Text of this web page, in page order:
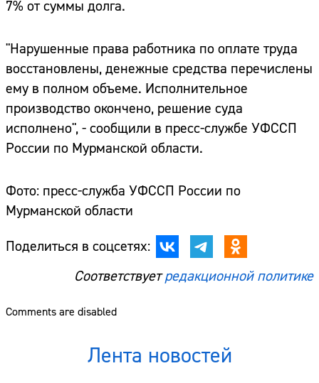
7% от суммы долга.
"Нарушенные права работника по оплате труда
восстановлены, денежные средства перечислены
ему в полном объеме. Исполнительное
производство окончено, решение суда
исполнено", - сообщили в пресс-службе УФССП
России по Мурманской области.
Фото: пресс-служба УФССП России по
Мурманской области
Поделиться в соцсетях:
Соответствуетредакционной политике
Comments are disabled
Лента новостей